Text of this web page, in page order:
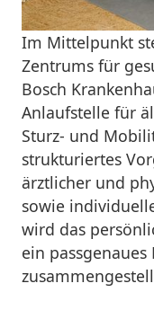
Im Mittelpunkt
Zentrums für
Bosch
Anlaufstelle für
Sturz- und
strukturiertes
ärztlicher und
sowie
wird das
ein